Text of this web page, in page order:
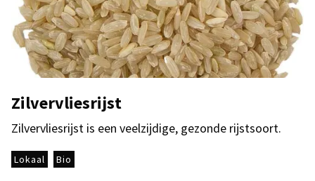
Zilvervliesrijst
Zilvervliesrijst is een veelzijdige, gezonde rijstsoort.
Lokaal Bio